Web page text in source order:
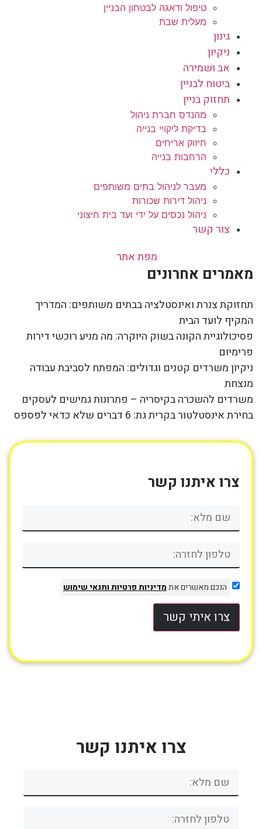
טיפול ודאגה לבטחון הבניין
מעלית שבת
גינון
ניקיון
אב ושמירה
ביטוח לבניין
תחזוק בניין
מהנדס חברת ניהול
בדיקת ליקויי בנייה
חיזוק אריחים
הרחבות בנייה
כללי
מעבר לניהול בתים משותפים
ניהול דירות שכורות
ניהול נכסים על ידי ועד בית חיצוני
צור קשר
מפת אתר
מאמרים אחרונים
תחזוקת צנרת ואינסטלציה בבתים משותפים: המדריך
המקיף לועד הבית
פסיכולוגיית הקונה בשוק היוקרה: מה מניע רוכשי דירות
פרימיום
ניקיון משרדים קטנים וגדולים: המפתח לסביבת עבודה
מנצחת
משרדים להשכרה בקיסריה – פתרונות גמישים לעסקים
בחירת אינסטלטור בקרית גת: 6 דברים שלא כדאי לפספס
צרו איתנו קשר
הנכם מאשרים אתמדיניות פרטיותותנאי שימוש
צרו איתי קשר
צרו איתנו קשר